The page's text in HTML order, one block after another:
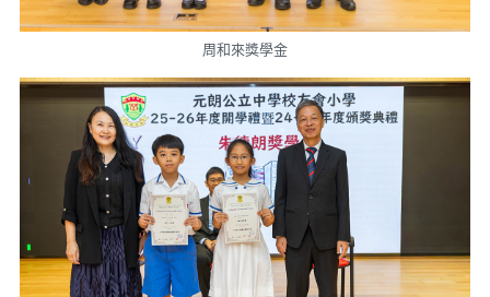
周和來獎學金